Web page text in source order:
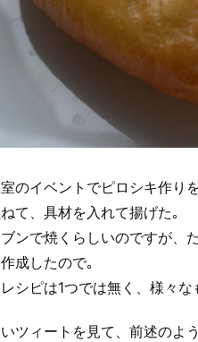
のイベントでピロシキ作り
て、具材を入れて揚げた｡
ンで焼くらしいのですが、
成したので｡
シピは1つでは無く、様々な
ツィートを見て、前述のよ